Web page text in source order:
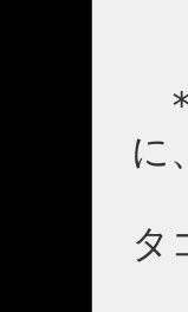
*
に
タ